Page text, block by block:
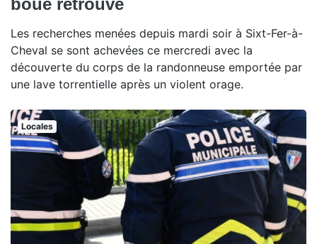
Les recherches menées depuis mardi soir à Sixt-Fer-à-
Cheval se sont achevées ce mercredi avec la
découverte du corps de la randonneuse emportée par
une lave torrentielle après un violent orage.
Locales